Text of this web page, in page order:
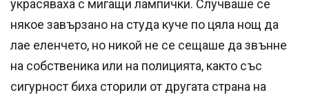
украсяваха с мигащи лампички. Случваше се
някое завързано на студа куче по цяла нощ да
лае еленчето, но никой не се сещаше да звънне
на собственика или на полицията, както със
сигурност биха сторили от другата страна на